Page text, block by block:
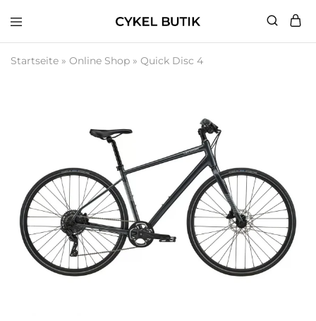
Butik
Startseite » Online Shop » Quick Disc 4